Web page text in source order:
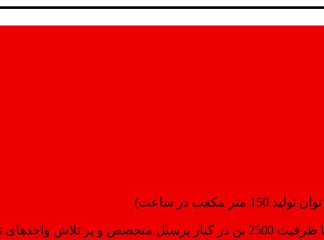
اماده مینمایند.